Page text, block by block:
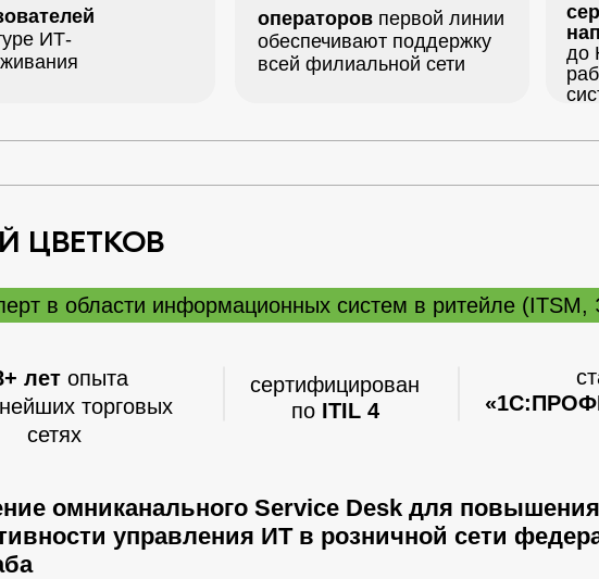
до
операторов первой линии
обеспечивают поддержку
всей филиальной сети
ИТ-
лет опыта
торговых
сетях
сертифицирован
по ITIL 4
ЦВЕТКОВ
в области информационных систем в ритейле
омниканального Service Desk для повышения
управления ИТ в розничной сети